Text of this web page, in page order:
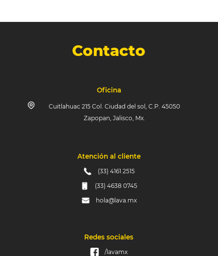
Contacto
Oficina
Cuitlahuac 215 Col. Ciudad del sol, C.P. 45050
Zapopan, Jalisco, Mx.
Atención al cliente
(33) 4161 2515
(33) 4638 0745
hola@lava.mx
Redes sociales
/lavamx